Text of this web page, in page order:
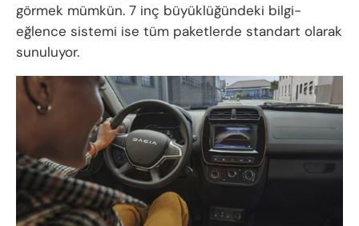
görmek mümkün. 7 inç büyüklüğündeki bilgi-
eğlence sistemi ise tüm paketlerde standart olarak
sunuluyor.